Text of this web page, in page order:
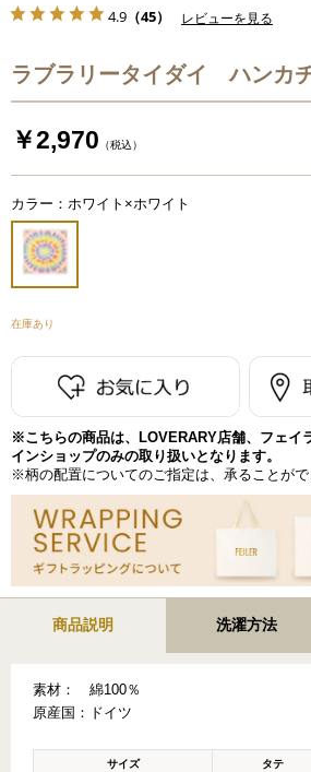
4.9 （45） レビューを見る
ラブラリータイダイ ハンカ
￥2,970 （税込）
カラー：ホワイト×ホワイト
在庫あり
※こちらの商品は、LOVERARY店舗、フェイ
インショップのみの取り扱いとなります。
※柄の配置についてのご指定は、承ることがで
商品説明 洗濯方法
素材：
綿100％
原産国： ドイツ
サイズ タテ